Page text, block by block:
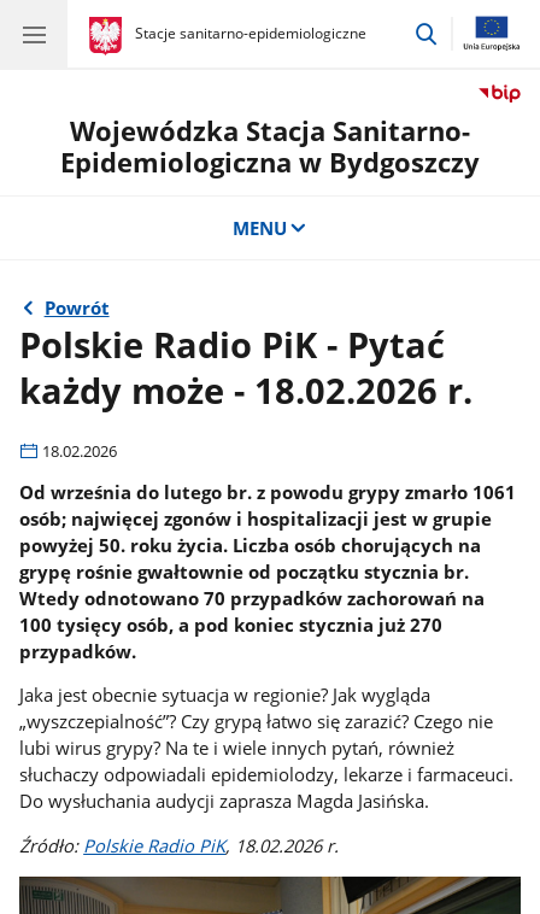
gov.pl
Stacje sanitarno-epidemiologiczne
gov.pl
Stacje
przejdź
Wojewódzka Stacja Sanitarno-
Epidemiologiczna w Bydgoszczy
MENU
Powrót
Polskie Radio PiK - Pytać
każdy może - 18.02.2026 r.
18.02.2026
Od września do lutego br. z powodu grypy zmarło 1061
osób; najwięcej zgonów i hospitalizacji jest w grupie
powyżej 50. roku życia. Liczba osób chorujących na
grypę rośnie gwałtownie od początku stycznia br.
Wtedy odnotowano 70 przypadków zachorowań na
100 tysięcy osób, a pod koniec stycznia już 270
przypadków.
Jaka jest obecnie sytuacja w regionie? Jak wygląda
„wyszczepialność”? Czy grypą łatwo się zarazić? Czego nie
lubi wirus grypy? Na te i wiele innych pytań, również
słuchaczy odpowiadali epidemiolodzy, lekarze i farmaceuci.
Do wysłuchania audycji zaprasza Magda Jasińska.
Źródło: Polskie Radio PiK, 18.02.2026 r.